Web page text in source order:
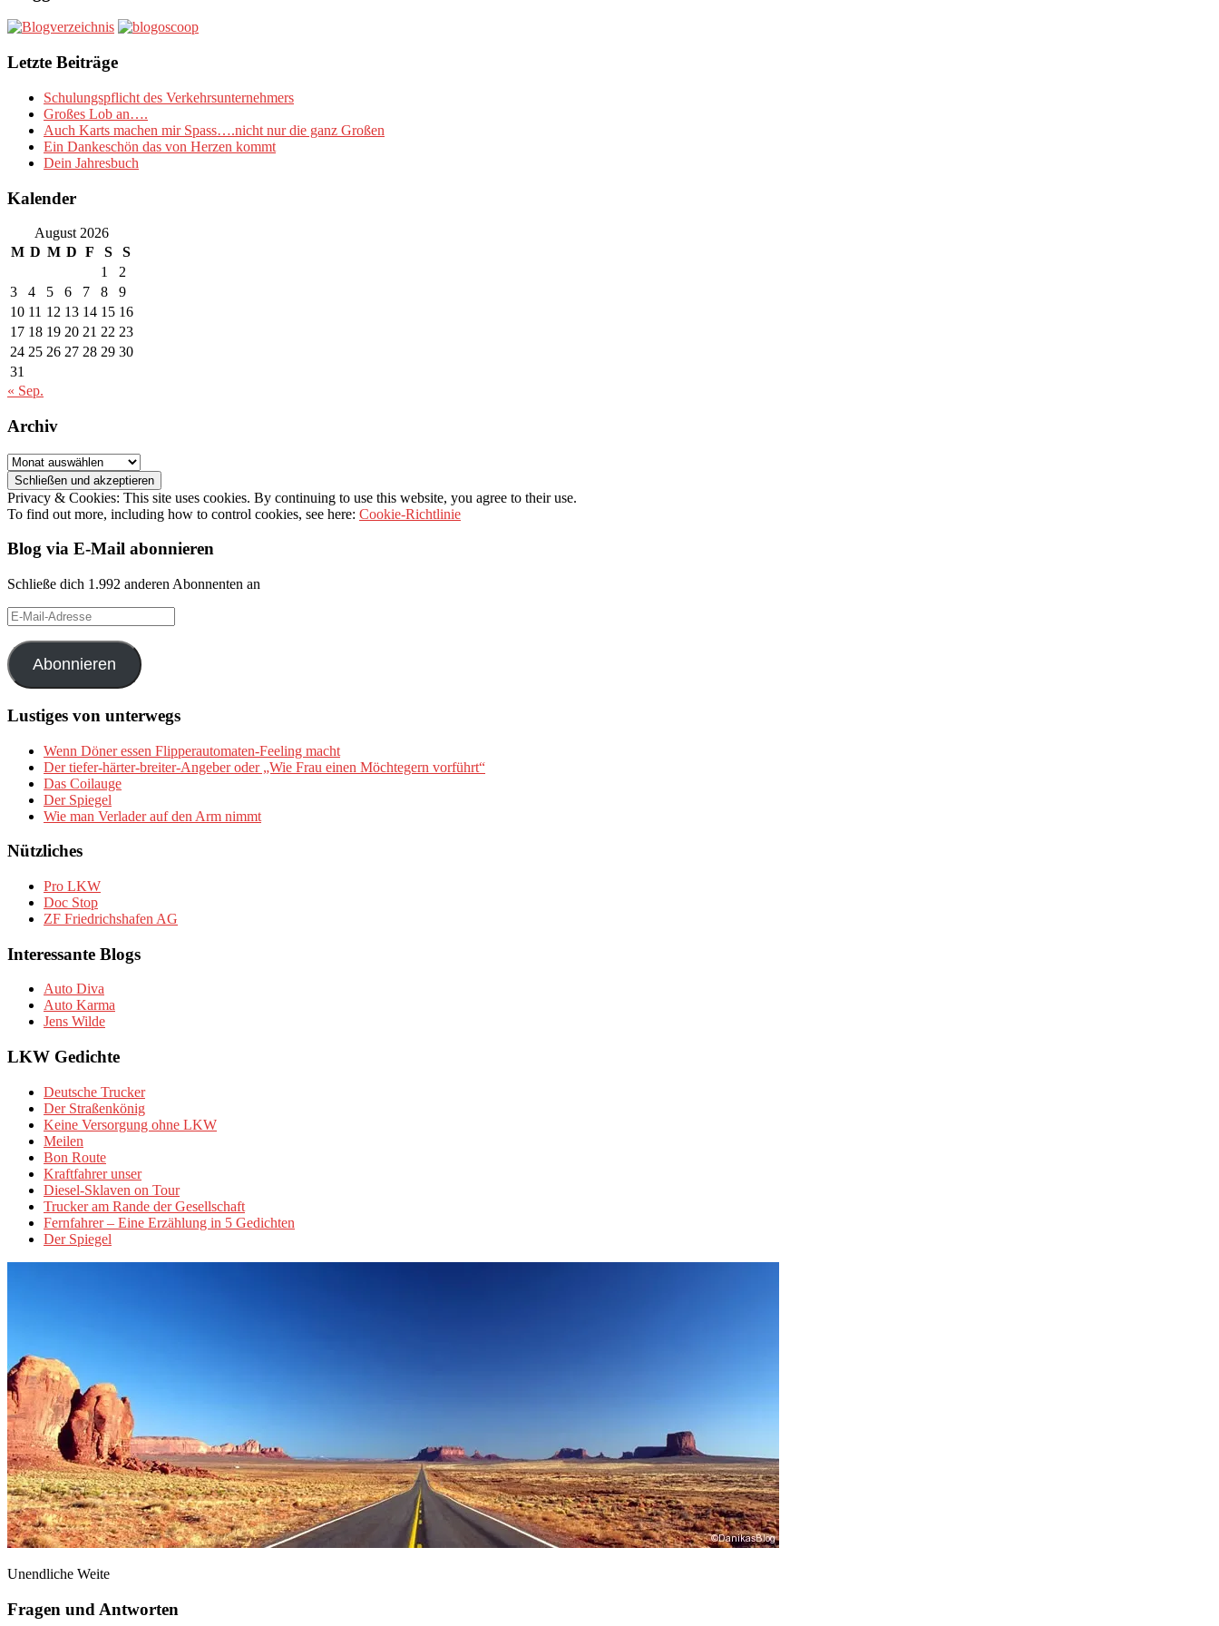
Letzte Beiträge
Schulungspflicht des Verkehrsunternehmers
Großes Lob an….
Auch Karts machen mir Spass….nicht nur die ganz Großen
Ein Dankeschön das von Herzen kommt
Dein Jahresbuch
Kalender
August 2026
M D M D F S
S
1
2
3
4 5 6 7 8
9
10 11 12 13 14 15 16
17 18 19 20 21 22 23
24 25 26 27 28 29 30
31
« Sep.
Archiv
Archiv
Privacy & Cookies: This site uses cookies. By continuing to use this website, you agree to their use.
To find out more, including how to control cookies, see here: Cookie-Richtlinie
Blog via E-Mail abonnieren
Schließe dich 1.992 anderen Abonnenten an
E-
Mail-
Adresse
Abonnieren
Lustiges von unterwegs
Wenn Döner essen Flipperautomaten-Feeling macht
Der tiefer-härter-breiter-Angeber oder „Wie Frau einen Möchtegern vorführt“
Das Coilauge
Der Spiegel
Wie man Verlader auf den Arm nimmt
Nützliches
Pro LKW
Doc Stop
ZF Friedrichshafen AG
Interessante Blogs
Auto Diva
Auto Karma
Jens Wilde
LKW Gedichte
Deutsche Trucker
Der Straßenkönig
Keine Versorgung ohne LKW
Meilen
Bon Route
Kraftfahrer unser
Diesel-Sklaven on Tour
Trucker am Rande der Gesellschaft
Fernfahrer – Eine Erzählung in 5 Gedichten
Der Spiegel
Unendliche Weite
Fragen und Antworten